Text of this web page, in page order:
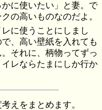
かに使いたい」と妻。で
の高いものなのだよ。
に使うことにしまし
、高い壁紙を入れても
それに、柄物ってずっ
レならたまにしか行か
えをまとめます。